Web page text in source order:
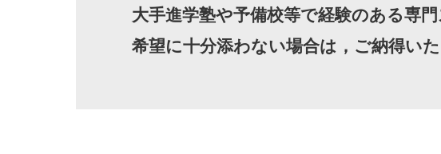
大手進学塾や予備校等で経験のある専
希望に十分添わない場合は，ご納得い